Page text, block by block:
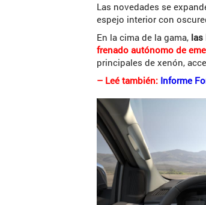
Las novedades se
espejo interior con
En la cima de la gama, las
frenado autónomo de
principales de xenón,
– Leé también: Informe